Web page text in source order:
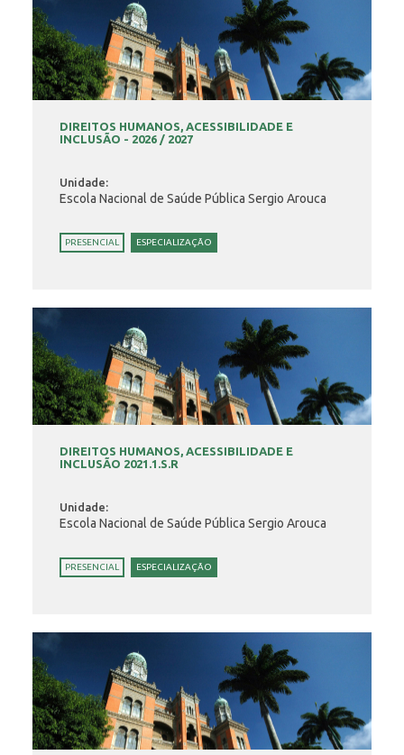
DIREITOS HUMANOS, ACESSIBILIDADE E
INCLUSÃO - 2026 / 2027
Unidade:
Escola Nacional de Saúde Pública Sergio Arouca
PRESENCIAL ESPECIALIZAÇÃO
DIREITOS HUMANOS, ACESSIBILIDADE E
INCLUSÃO 2021.1.S.R
Unidade:
Escola Nacional de Saúde Pública Sergio Arouca
PRESENCIAL ESPECIALIZAÇÃO